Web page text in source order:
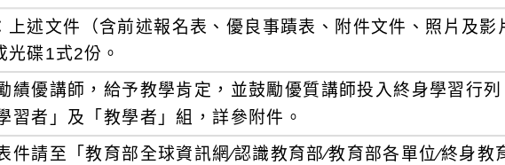
上述文件（含前述報名表、優良事蹟表、附件文件、照片及影
光碟1式2份。
績優講師，給予教學肯定，並鼓勵優質講師投入終身學習行
習者」及「教學者」組，詳參附件。
件請至「教育部全球資訊網∕認識教育部∕教育部各單位∕終身教